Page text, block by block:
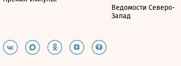
Ведомости Северо-
Запад